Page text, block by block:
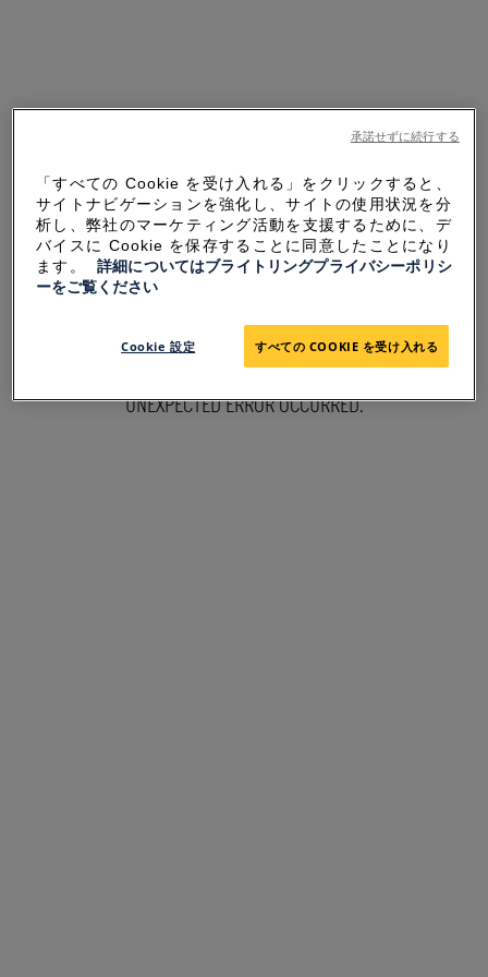
SORRY FOR THE
INCONVENIENCE
UNEXPECTED ERROR OCCURRED.
「すべての Cookie を受け入れる」をクリックすると、
サイトナビゲーションを強化し、サイトの使用状況を分
析し、弊社のマーケティング活動を支援するために、デ
バイスに Cookie を保存することに同意したことになり
ます。
詳細についてはブライトリングプライバシーポリシ
ーをご覧ください
Cookie 設定 すべての COOKIE を受け入れる
承諾せずに続行する